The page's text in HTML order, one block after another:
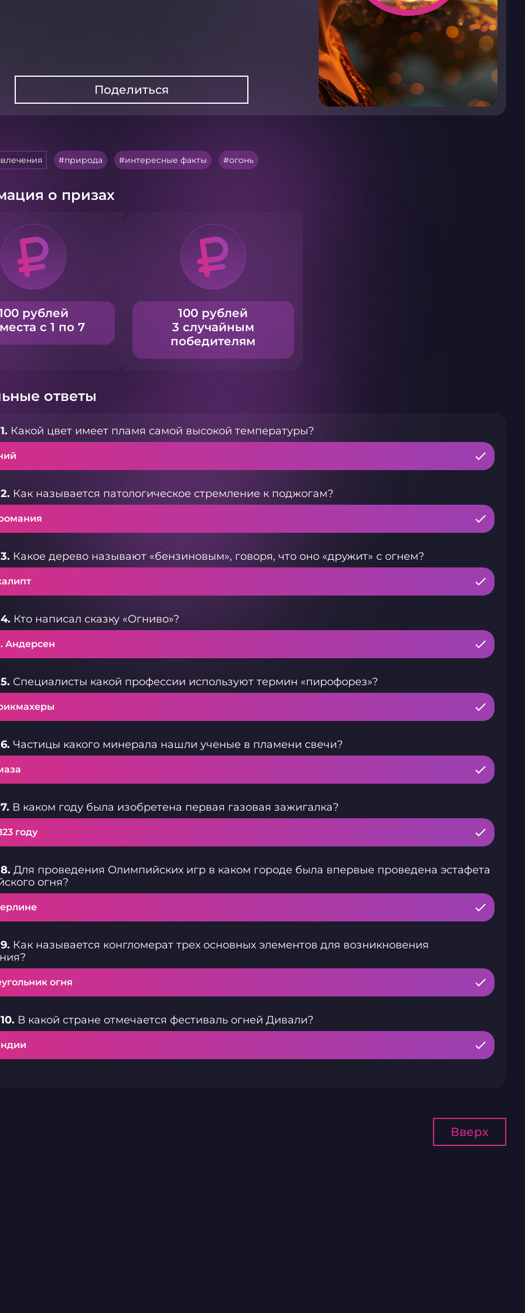
Поделиться
природа интересные факты огонь
о призах
рублей
с 1 по 7
100 рублей
3 случайным
победителям
ответы
Какой цвет имеет пламя самой высокой температуры?
Как называется патологическое стремление к поджогам?
Какое дерево называют «бензиновым», говоря, что оно «дружит» с огнем?
Кто написал сказку «Огниво»?
Андерсен
Специалисты какой профессии используют термин «пирофорез»?
Частицы какого минерала нашли ученые в пламени свечи?
В каком году была изобретена первая газовая зажигалка?
году
Для проведения Олимпийских игр в каком городе была впервые проведена эстафета
огня?
Как называется конгломерат трех основных элементов для возникновения
огня
В какой стране отмечается фестиваль огней Дивали?
Вверх